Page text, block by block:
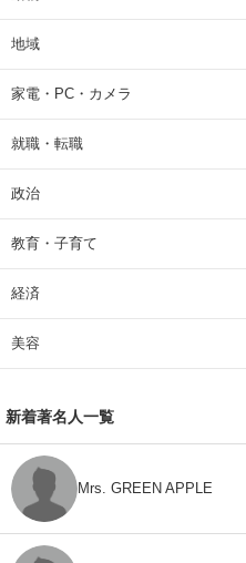
地域
家電・PC・カメラ
就職・転職
政治
教育・子育て
経済
美容
新着著名人一覧
Mrs. GREEN APPLE